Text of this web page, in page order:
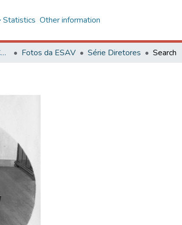
Statistics Other information
Acervo Fotográfico do ACH-UFV Fotos da ESAV Série Diretores Search